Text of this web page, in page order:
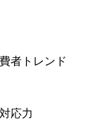
者トレンド
応力